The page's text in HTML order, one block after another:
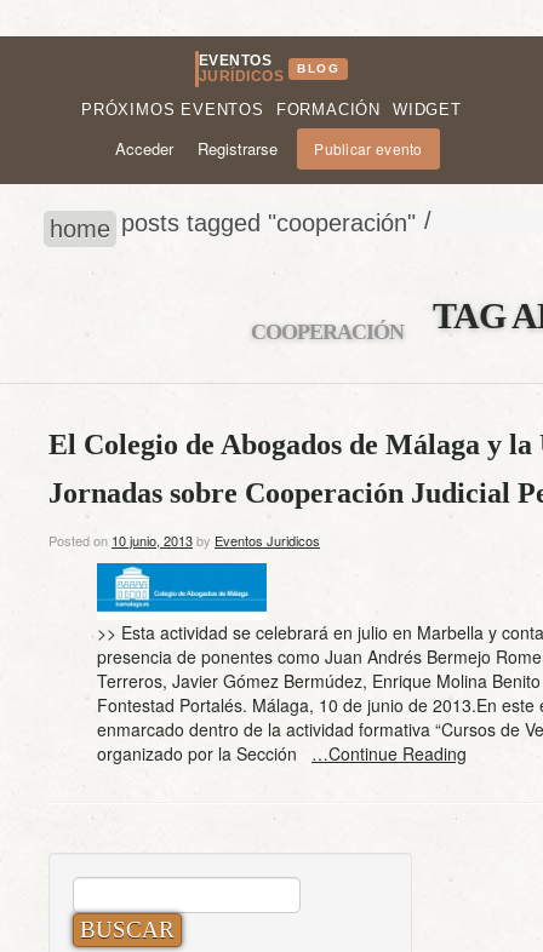
EVENTOS
JURÍDICOS
BLOG
PRÓXIMOS EVENTOS FORMACIÓN WIDGET
Acceder Registrarse Publicar evento
home /
posts tagged "cooperación"
TAG
COOPERACIÓN
El Colegio de Abogados de Málaga y
Jornadas sobre Cooperación Judicial
Posted on 10 junio, 2013by Eventos Juridicos
>> Esta actividad se celebrará en julio en Marbella y
presencia de ponentes como Juan Andrés Bermejo
Terreros, Javier Gómez Bermúdez, Enrique Molina
Fontestad Portalés. Málaga, 10 de junio de 2013.En este
enmarcado dentro de la actividad formativa “Cursos de
organizado por la Sección …Continue Reading
BUSCAR: